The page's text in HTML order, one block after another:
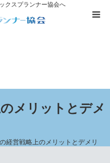
クスプランナー協会へ
メリットとデメ
経営戦略上のメリットとデメリ